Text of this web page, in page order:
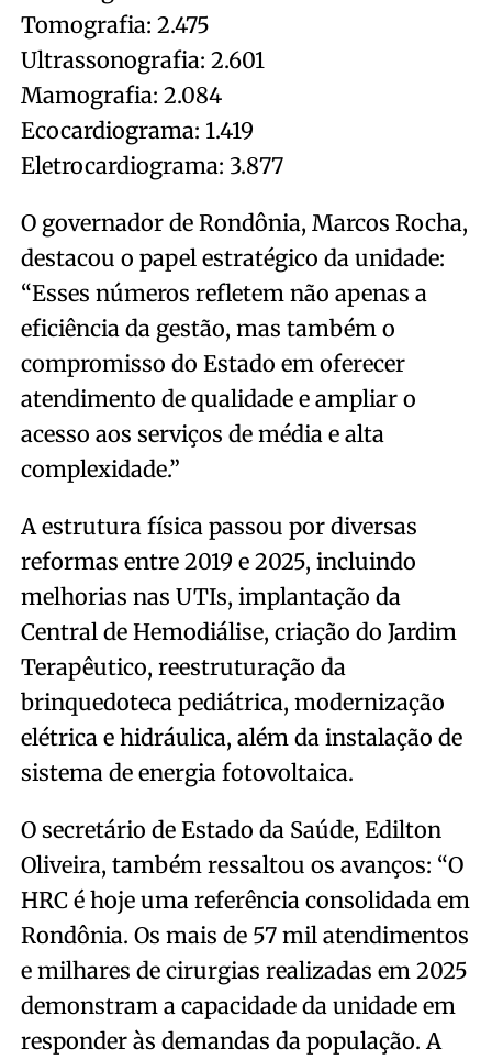
Tomografia: 2.475
Ultrassonografia: 2.601
Mamografia: 2.084
Ecocardiograma: 1.419
Eletrocardiograma: 3.877
O governador de Rondônia, Marcos Rocha,
destacou o papel estratégico da unidade:
“Esses números refletem não apenas a
eficiência da gestão, mas também o
compromisso do Estado em oferecer
atendimento de qualidade e ampliar o
acesso aos serviços de média e alta
complexidade.”
A estrutura física passou por diversas
reformas entre 2019 e 2025, incluindo
melhorias nas UTIs, implantação da
Central de Hemodiálise, criação do Jardim
Terapêutico, reestruturação da
brinquedoteca pediátrica, modernização
elétrica e hidráulica, além da instalação de
sistema de energia fotovoltaica.
O secretário de Estado da Saúde, Edilton
Oliveira, também ressaltou os avanços: “O
HRC é hoje uma referência consolidada em
Rondônia. Os mais de 57 mil atendimentos
e milhares de cirurgias realizadas em 2025
demonstram a capacidade da unidade em
responder às demandas da população. A